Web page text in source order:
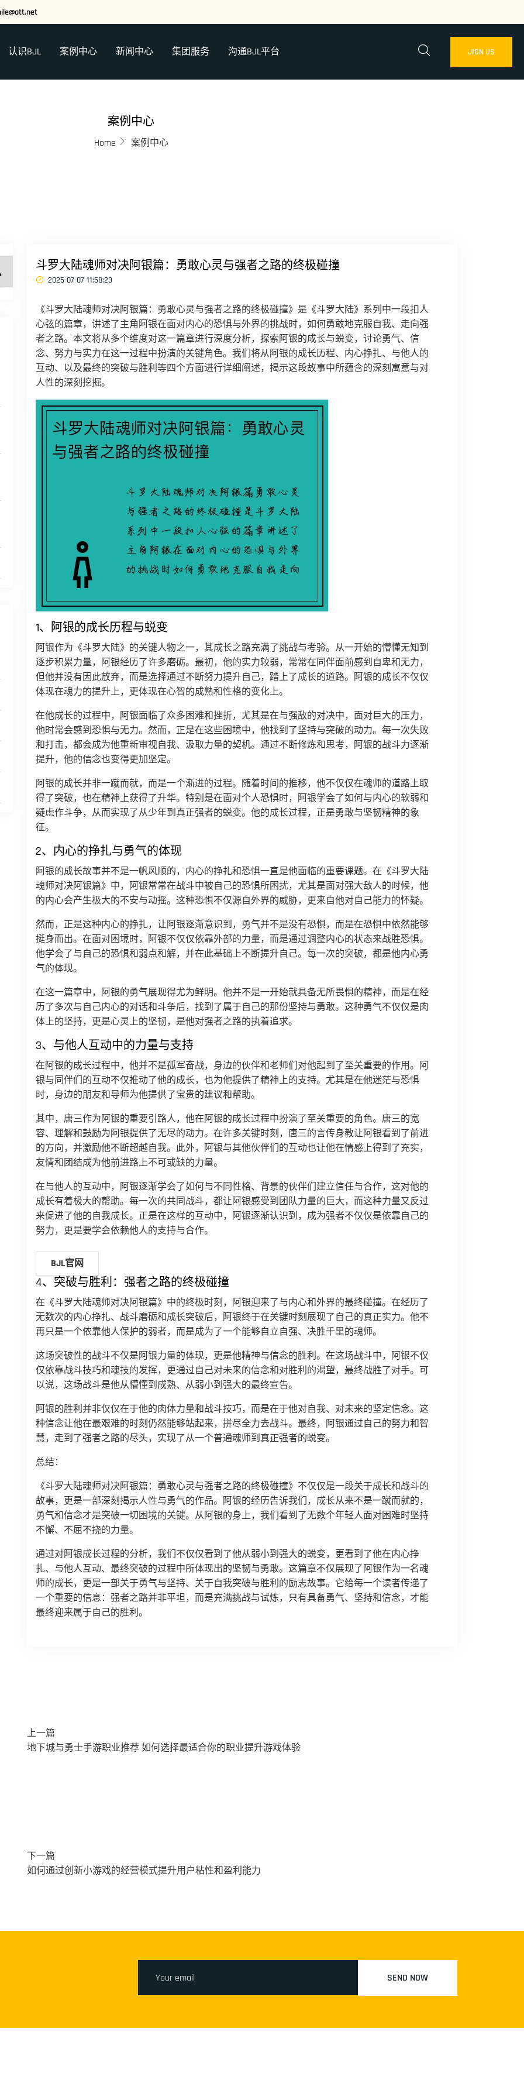
认识BJL 案例中心 新闻中心 集团服务 沟通BJL平台 JION US
案例中心
Home 案例中心
斗罗大陆魂师对决阿银篇：勇敢心灵与强者之路的终极碰撞
2025-07-07 11:58:23
《斗罗大陆魂师对决阿银篇：勇敢心灵与强者之路的终极碰撞》是《斗罗大陆》系列中一段扣人
心弦的篇章，讲述了主角阿银在面对内心的恐惧与外界的挑战时，如何勇敢地克服自我、走向强
者之路。本文将从多个维度对这一篇章进行深度分析，探索阿银的成长与蜕变，讨论勇气、信
念、努力与实力在这一过程中扮演的关键角色。我们将从阿银的成长历程、内心挣扎、与他人的
互动、以及最终的突破与胜利等四个方面进行详细阐述，揭示这段故事中所蕴含的深刻寓意与对
人性的深刻挖掘。
1、阿银的成长历程与蜕变
阿银作为《斗罗大陆》的关键人物之一，其成长之路充满了挑战与考验。从一开始的懵懂无知到
逐步积累力量，阿银经历了许多磨砺。最初，他的实力较弱，常常在同伴面前感到自卑和无力，
但他并没有因此放弃，而是选择通过不断努力提升自己，踏上了成长的道路。阿银的成长不仅仅
体现在魂力的提升上，更体现在心智的成熟和性格的变化上。
在他成长的过程中，阿银面临了众多困难和挫折，尤其是在与强敌的对决中，面对巨大的压力，
他时常会感到恐惧与无力。然而，正是在这些困境中，他找到了坚持与突破的动力。每一次失败
和打击，都会成为他重新审视自我、汲取力量的契机。通过不断修炼和思考，阿银的战斗力逐渐
提升，他的信念也变得更加坚定。
阿银的成长并非一蹴而就，而是一个渐进的过程。随着时间的推移，他不仅仅在魂师的道路上取
得了突破，也在精神上获得了升华。特别是在面对个人恐惧时，阿银学会了如何与内心的软弱和
疑虑作斗争，从而实现了从少年到真正强者的蜕变。他的成长过程，正是勇敢与坚韧精神的象
征。
2、内心的挣扎与勇气的体现
阿银的成长故事并不是一帆风顺的，内心的挣扎和恐惧一直是他面临的重要课题。在《斗罗大陆
魂师对决阿银篇》中，阿银常常在战斗中被自己的恐惧所困扰，尤其是面对强大敌人的时候，他
的内心会产生极大的不安与动摇。这种恐惧不仅源自外界的威胁，更来自他对自己能力的怀疑。
然而，正是这种内心的挣扎，让阿银逐渐意识到，勇气并不是没有恐惧，而是在恐惧中依然能够
挺身而出。在面对困境时，阿银不仅仅依靠外部的力量，而是通过调整内心的状态来战胜恐惧。
他学会了与自己的恐惧和弱点和解，并在此基础上不断提升自己。每一次的突破，都是他内心勇
气的体现。
在这一篇章中，阿银的勇气展现得尤为鲜明。他并不是一开始就具备无所畏惧的精神，而是在经
历了多次与自己内心的对话和斗争后，找到了属于自己的那份坚持与勇敢。这种勇气不仅仅是肉
体上的坚持，更是心灵上的坚韧，是他对强者之路的执着追求。
3、与他人互动中的力量与支持
在阿银的成长过程中，他并不是孤军奋战，身边的伙伴和老师们对他起到了至关重要的作用。阿
银与同伴们的互动不仅推动了他的成长，也为他提供了精神上的支持。尤其是在他迷茫与恐惧
时，身边的朋友和导师为他提供了宝贵的建议和帮助。
其中，唐三作为阿银的重要引路人，他在阿银的成长过程中扮演了至关重要的角色。唐三的宽
容、理解和鼓励为阿银提供了无尽的动力。在许多关键时刻，唐三的言传身教让阿银看到了前进
的方向，并激励他不断超越自我。此外，阿银与其他伙伴们的互动也让他在情感上得到了充实，
友情和团结成为他前进路上不可或缺的力量。
在与他人的互动中，阿银逐渐学会了如何与不同性格、背景的伙伴们建立信任与合作，这对他的
成长有着极大的帮助。每一次的共同战斗，都让阿银感受到团队力量的巨大，而这种力量又反过
来促进了他的自我成长。正是在这样的互动中，阿银逐渐认识到，成为强者不仅仅是依靠自己的
努力，更是要学会依赖他人的支持与合作。
BJL官网
4、突破与胜利：强者之路的终极碰撞
在《斗罗大陆魂师对决阿银篇》中的终极时刻，阿银迎来了与内心和外界的最终碰撞。在经历了
无数次的内心挣扎、战斗磨砺和成长突破后，阿银终于在关键时刻展现了自己的真正实力。他不
再只是一个依靠他人保护的弱者，而是成为了一个能够自立自强、决胜千里的魂师。
这场突破性的战斗不仅是阿银力量的体现，更是他精神与信念的胜利。在这场战斗中，阿银不仅
仅依靠战斗技巧和魂技的发挥，更通过自己对未来的信念和对胜利的渴望，最终战胜了对手。可
以说，这场战斗是他从懵懂到成熟、从弱小到强大的最终宣告。
阿银的胜利并非仅仅在于他的肉体力量和战斗技巧，而是在于他对自我、对未来的坚定信念。这
种信念让他在最艰难的时刻仍然能够站起来，拼尽全力去战斗。最终，阿银通过自己的努力和智
慧，走到了强者之路的尽头，实现了从一个普通魂师到真正强者的蜕变。
总结：
《斗罗大陆魂师对决阿银篇：勇敢心灵与强者之路的终极碰撞》不仅仅是一段关于成长和战斗的
故事，更是一部深刻揭示人性与勇气的作品。阿银的经历告诉我们，成长从来不是一蹴而就的，
勇气和信念才是突破一切困境的关键。从阿银的身上，我们看到了无数个年轻人面对困难时坚持
不懈、不屈不挠的力量。
通过对阿银成长过程的分析，我们不仅仅看到了他从弱小到强大的蜕变，更看到了他在内心挣
扎、与他人互动、最终突破的过程中所体现出的坚韧与勇敢。这篇章不仅展现了阿银作为一名魂
师的成长，更是一部关于勇气与坚持、关于自我突破与胜利的励志故事。它给每一个读者传递了
一个重要的信息：强者之路并非平坦，而是充满挑战与试炼，只有具备勇气、坚持和信念，才能
最终迎来属于自己的胜利。
上一篇
地下城与勇士手游职业推荐 如何选择最适合你的职业提升游戏体验
下一篇
如何通过创新小游戏的经营模式提升用户粘性和盈利能力
SEND NOW